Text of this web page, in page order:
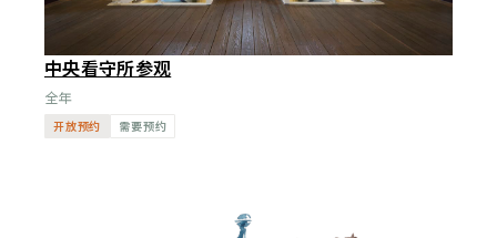
中央看守所参观
全年
开放预约 需要预约